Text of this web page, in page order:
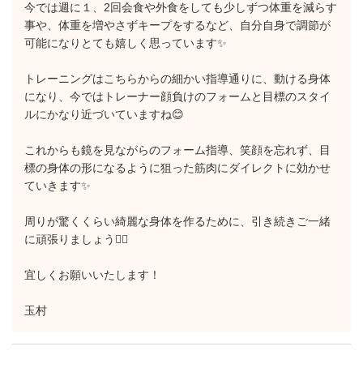
今では週に１、2回会食や外食をしても少しずつ体重を減らす
事や、体重を増やさずキープをするなど、自分自身で調節が
可能になりとても嬉しく思っています✨
トレーニングはこちらからの細かい指導通りに、動ける身体
になり、今ではトレーナー顔負けのフォームと目標のスタイ
ルにかなり近づいていますね😊
これからも鏡を見ながらのフォーム指導、笑顔を忘れず、目
標の身体の形になるように狙った筋肉にダイレクトに効かせ
ていきます✨
周りが驚くくらい綺麗な身体を作るために、引き続きご一緒
に頑張りましょう✋🏼
宜しくお願いいたします！
玉村